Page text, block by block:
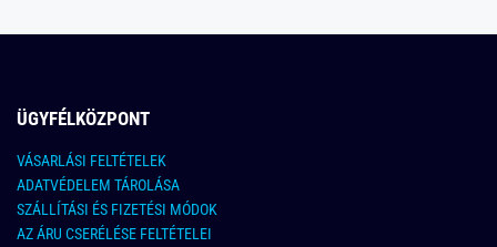
ÜGYFÉLKÖZPONT
VÁSARLÁSI FELTÉTELEK
ADATVÉDELEM TÁROLÁSA
SZÁLLÍTÁSI ÉS FIZETÉSI MÓDOK
AZ ÁRU CSERÉLÉSE FELTÉTELEI